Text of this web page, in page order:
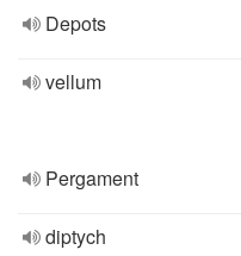
Depots
vellum
Pergament
diptych